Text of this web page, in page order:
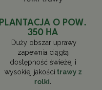
PLANTACJA O POW.
350 HA
Duży obszar uprawy
zapewnia ciągłą
dostępność świeżej i
wysokiej jakości trawy z
rolki.